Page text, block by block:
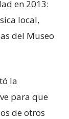
en 2013:
local,
del Museo
la
para que
de otros